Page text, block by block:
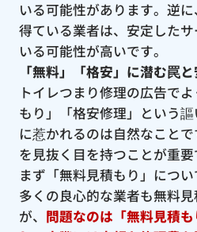
いる可能性があります。逆
得ている業者は、安定した
いる可能性が高いです。
「無料」「格安」に潜む罠
トイレつまり修理の広告で
もり」「格安修理」という
に惹かれるのは自然なこと
を見抜く目を持つことが重要
まず「無料見積もり」につい
多くの良心的な業者も無料
が、 問題なのは「無料見積